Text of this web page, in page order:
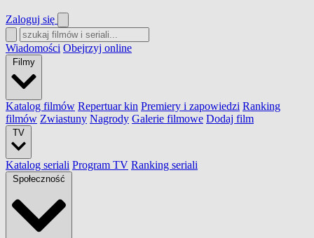
Zaloguj się
Wiadomości Obejrzyj online
Filmy
Katalog filmów Repertuar kin Premiery i zapowiedzi Ranking
filmów Zwiastuny Nagrody Galerie filmowe Dodaj film
TV
Katalog seriali Program TV Ranking seriali
Społeczność